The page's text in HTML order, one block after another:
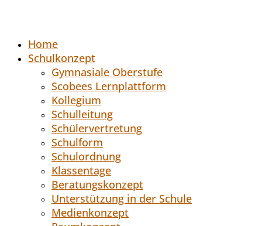
Home
Schulkonzept
Gymnasiale Oberstufe
Scobees Lernplattform
Kollegium
Schulleitung
Schülervertretung
Schulform
Schulordnung
Klassentage
Beratungskonzept
Unterstützung in der Schule
Medienkonzept